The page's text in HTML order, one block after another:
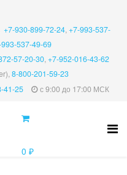
+7-930-899-72-24,+7-993-537-
537-49-69
57-20-30,+7-952-016-43-62
8-800-201-59-23
41-25 с 9:00 до 17:00 МСК
0 ₽